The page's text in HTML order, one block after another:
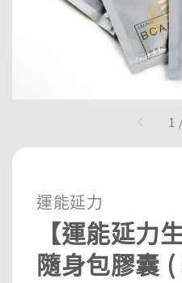
1
運能延力
【運能延力
隨身包膠囊